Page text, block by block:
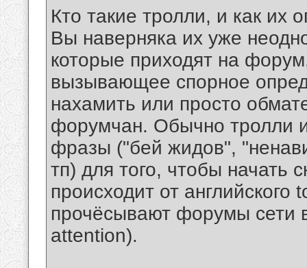
Кто такие тролли, и как их
Вы наверняка их уже
которые приходят на
вызывающее спорное
нахамить или просто
форумчан. Обычно тролли
фразы ("бей жидов",
тп) для того, чтобы начать
происходит от
прочёсывают форумы сети
attention).